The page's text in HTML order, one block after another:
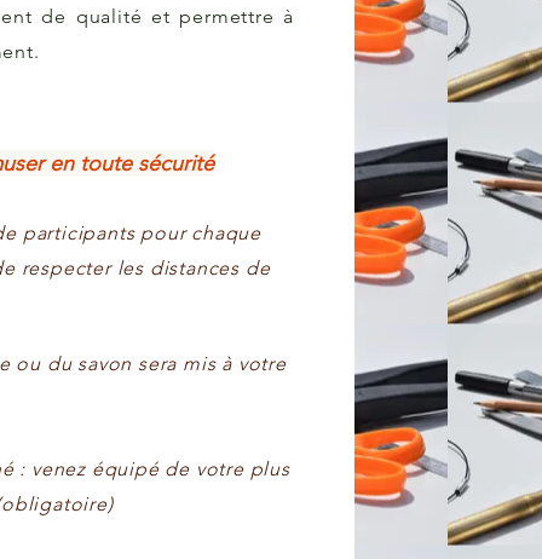
de qualité et permettre à
en toute sécurité
participants pour chaque
respecter les distances de
ou du savon sera mis à votre
: venez équipé de votre plus